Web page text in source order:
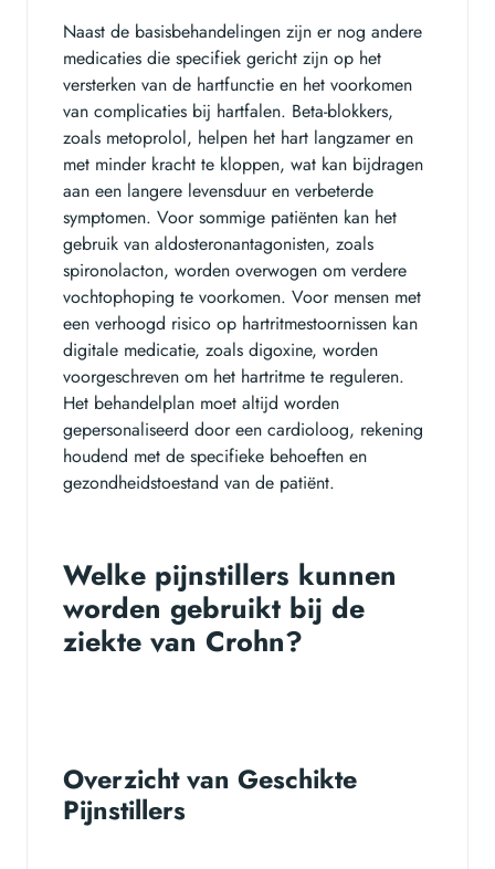
Naast de basisbehandelingen zijn er nog andere
medicaties die specifiek gericht zijn op het
versterken van de hartfunctie en het voorkomen
van complicaties bij hartfalen. Beta-blokkers,
zoals metoprolol, helpen het hart langzamer en
met minder kracht te kloppen, wat kan bijdragen
aan een langere levensduur en verbeterde
symptomen. Voor sommige patiënten kan het
gebruik van aldosteronantagonisten, zoals
spironolacton, worden overwogen om verdere
vochtophoping te voorkomen. Voor mensen met
een verhoogd risico op hartritmestoornissen kan
digitale medicatie, zoals digoxine, worden
voorgeschreven om het hartritme te reguleren.
Het behandelplan moet altijd worden
gepersonaliseerd door een cardioloog, rekening
houdend met de specifieke behoeften en
gezondheidstoestand van de patiënt.
Welke pijnstillers kunnen
worden gebruikt bij de
ziekte van Crohn?
Overzicht van Geschikte
Pijnstillers